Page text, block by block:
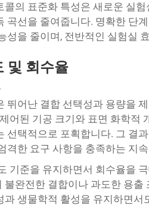
콜의 표준화 특성은 새로운 실
곡선을 줄여줍니다. 명확한 단
성을 줄이며, 전반적인 실험실
및 회수율
뛰어난 결합 선택성과 용량을
어된 기공 크기와 표면 화학적
선택적으로 포획합니다. 그 결
격한 요구 사항을 충족하는 지
기준을 유지하면서 회수율을
불완전한 결합이나 과도한 용
과 생물학적 활성을 유지하면